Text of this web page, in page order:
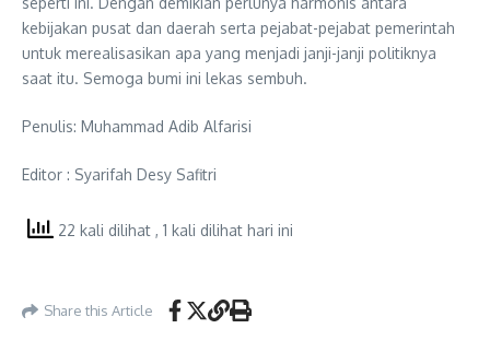
kebijakan pusat dan daerah serta pejabat-pejabat pemerintah
untuk merealisasikan apa yang menjadi janji-janji politiknya
saat itu. Semoga bumi ini lekas sembuh.
Penulis: Muhammad Adib Alfarisi
Editor : Syarifah Desy Safitri
22 kali dilihat , 1 kali dilihat hari ini
Share this Article